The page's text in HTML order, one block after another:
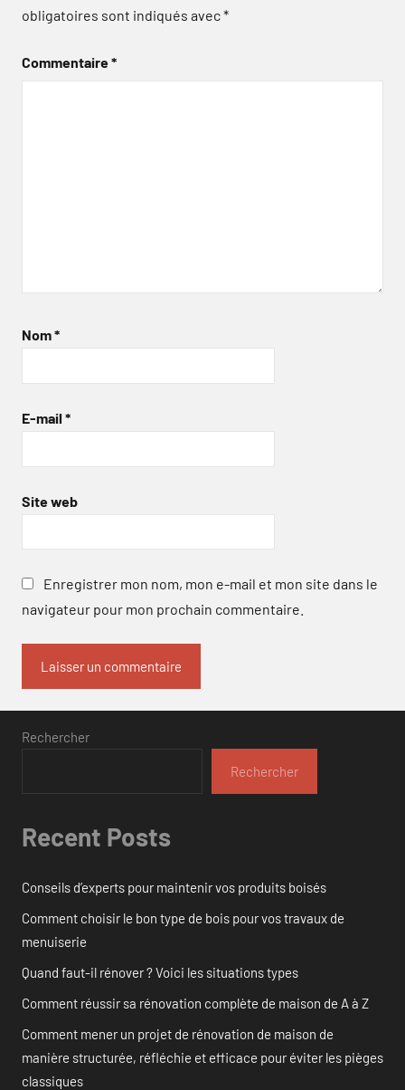
obligatoires sont indiqués avec*
Commentaire*
Nom*
E-mail *
Site web
Enregistrer mon nom, mon e-mail et mon site dans le
navigateur pour mon prochain commentaire.
Rechercher
Rechercher
Recent Posts
Conseils d’experts pour maintenir vos produits boisés
Comment choisir le bon type de bois pour vos travaux de
menuiserie
Quand faut-il rénover ? Voici les situations types
Comment réussir sa rénovation complète de maison de A à Z
Comment mener un projet de rénovation de maison de
manière structurée, réfléchie et efficace pour éviter les pièges
classiques